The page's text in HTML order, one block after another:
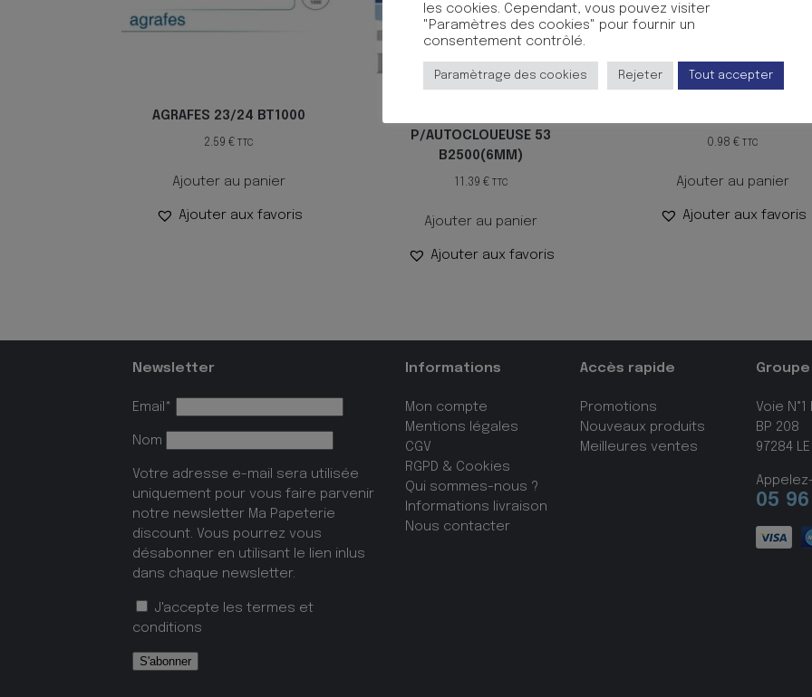
AGRAFES 23/24 BT1000
2.59€ TTC
Ajouter au panier
Ajouter aux favoris
P/AUTOCLOUEUSE 53
B2500(6MM)
11.39 € TTC
Ajouter au panier
Ajouter aux favoris
0.98€ TTC
Ajouter au panier
Ajouter aux favoris
Newsletter
Email*
Nom
Votre adresse e-mail sera utilisée
uniquement pour vous faire parvenir
notre newsletter Ma Papeterie
discount. Vous pourrez vous
désabonner en utilisant le lien inlus
dans chaque newsletter.
J'accepte les termes et
conditions
Informations
Mon compte
Mentions légales
CGV
RGPD & Cookies
Qui sommes-nous ?
Informations livraison
Nous contacter
Accès rapide
Promotions
Nouveaux produits
Meilleures ventes
Groupe
Voie
BP 208
97284
05 96
les cookies. Cependant, vous pouvez visiter
"Paramètres des cookies" pour fournir un
consentement contrôlé.
Paramètrage des cookies Rejeter Tout accepter